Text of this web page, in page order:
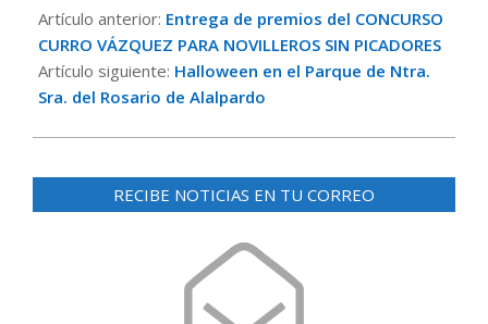
11-
02
Artículo anterior: Entrega de premios del CONCURSO
CURRO VÁZQUEZ PARA NOVILLEROS SIN PICADORES
Artículo siguiente: Halloween en el Parque de Ntra.
Sra. del Rosario de Alalpardo
RECIBE NOTICIAS EN TU CORREO